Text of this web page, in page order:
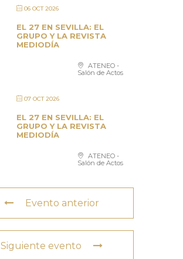
06 OCT 2026
EL 27 EN SEVILLA: EL
GRUPO Y LA REVISTA
MEDIODÍA
ATENEO -
Salón de Actos
07 OCT 2026
EL 27 EN SEVILLA: EL
GRUPO Y LA REVISTA
MEDIODÍA
ATENEO -
Salón de Actos
Evento anterior
Siguiente evento